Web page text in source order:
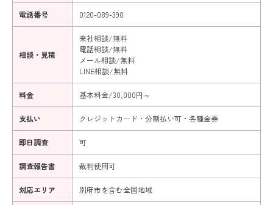
電話番号 0120-089-390
相談・見積
来社相談/無料
電話相談/無料
メール相談/無料
LINE相談/無料
料金 基本料金/30,000円～
支払い クレジットカード・分割払い可・各種金券
即日調査 可
調査報告書 裁判使用可
対応エリア 別府市を含む全国地域